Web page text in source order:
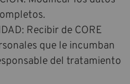
Recibir de CORE
que le incumban
del tratamiento